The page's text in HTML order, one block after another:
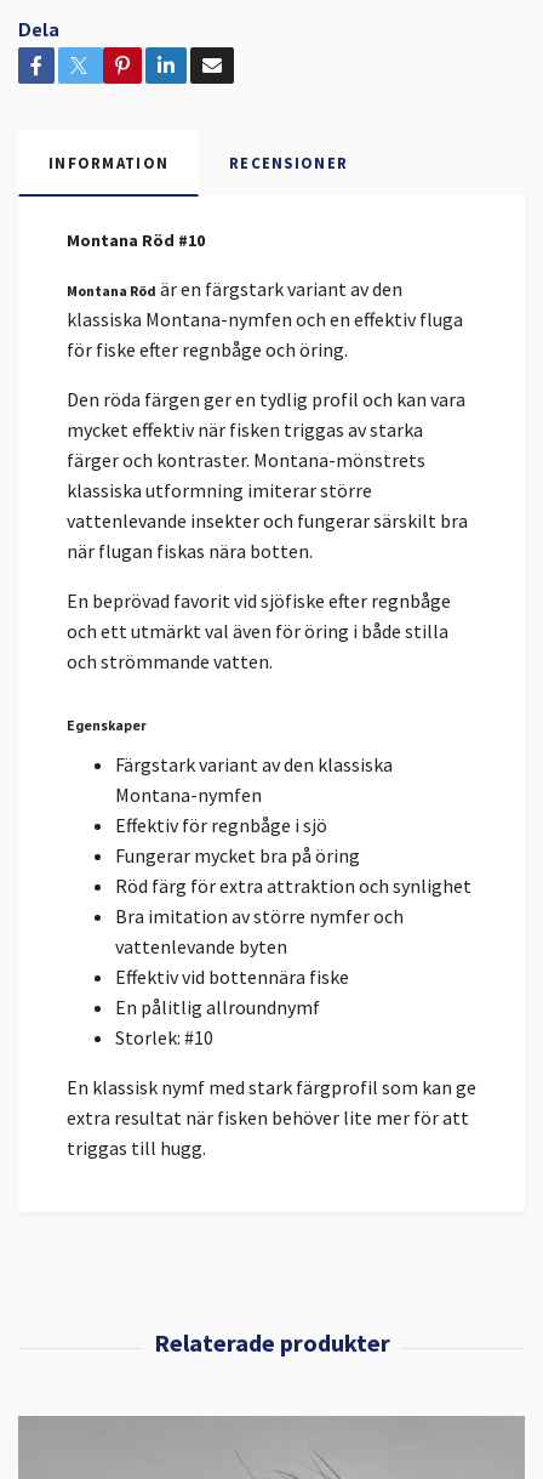
Dela
INFORMATION RECENSIONER
Montana Röd #10
Montana Röd är en färgstark variant av den
klassiska Montana-nymfen och en effektiv fluga
för fiske efter regnbåge och öring.
Den röda färgen ger en tydlig profil och kan vara
mycket effektiv när fisken triggas av starka
färger och kontraster. Montana-mönstrets
klassiska utformning imiterar större
vattenlevande insekter och fungerar särskilt bra
när flugan fiskas nära botten.
En beprövad favorit vid sjöfiske efter regnbåge
och ett utmärkt val även för öring i både stilla
och strömmande vatten.
Egenskaper
Färgstark variant av den klassiska
Montana-nymfen
Effektiv för regnbåge i sjö
Fungerar mycket bra på öring
Röd färg för extra attraktion och synlighet
Bra imitation av större nymfer och
vattenlevande byten
Effektiv vid bottennära fiske
En pålitlig allroundnymf
Storlek: #10
En klassisk nymf med stark färgprofil som kan ge
extra resultat när fisken behöver lite mer för att
triggas till hugg.